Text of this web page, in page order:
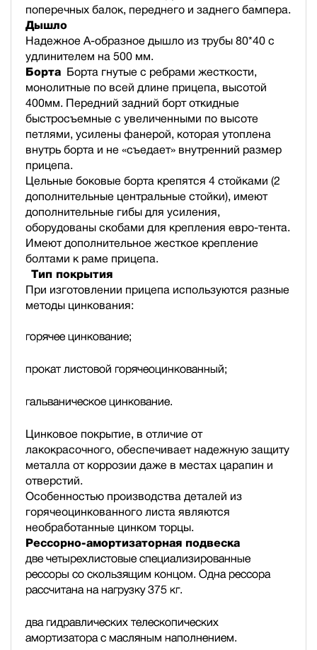
поперечных балок, переднего и заднего бампера.
Дышло
Надежное А-образное дышло из трубы 80*40 с
удлинителем на 500 мм.
Борта Борта гнутые с ребрами жесткости,
монолитные по всей длине прицепа, высотой
400мм. Передний задний борт откидные
быстросъемные с увеличенными по высоте
петлями, усилены фанерой, которая утоплена
внутрь борта и не «съедает» внутренний размер
прицепа.
Цельные боковые борта крепятся 4 стойками (2
дополнительные центральные стойки), имеют
дополнительные гибы для усиления,
оборудованы скобами для крепления евро-тента.
Имеют дополнительное жесткое крепление
болтами к раме прицепа.
Тип покрытия
При изготовлении прицепа используются разные
методы цинкования:
горячее цинкование;
прокат листовой горячеоцинкованный;
гальваническое цинкование.
Цинковое покрытие, в отличие от
лакокрасочного, обеспечивает надежную защиту
металла от коррозии даже в местах царапин и
отверстий.
Особенностью производства деталей из
горячеоцинкованного листа являются
необработанные цинком торцы.
Рессорно-амортизаторная подвеска
две четырехлистовые специализированные
рессоры со скользящим концом. Одна рессора
рассчитана на нагрузку 375 кг.
два гидравлических телескопических
амортизатора с масляным наполнением.